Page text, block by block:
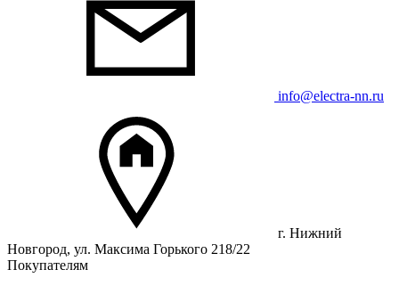
info@electra-nn.ru
г. Нижний
Новгород, ул. Максима Горького 218/22
Покупателям